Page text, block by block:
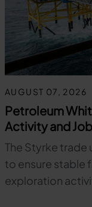
AUGUST 07, 2026
Petroleum
Activity and Job
The Styrke trade
to ensure stable
exploration